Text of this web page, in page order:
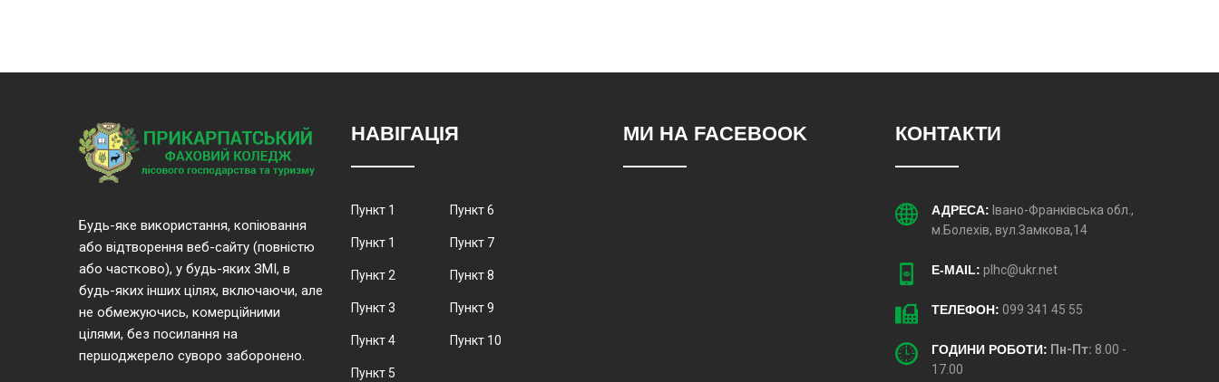
Будь-яке використання, копіювання
або відтворення веб-сайту (повністю
або частково), у будь-яких ЗМІ, в
будь-яких інших цілях, включаючи, але
не обмежуючись, комерційними
цілями, без посилання на
першоджерело суворо заборонено.
НАВІГАЦІЯ
Пункт 1
Пункт 1
Пункт 2
Пункт 3
Пункт 4
Пункт 5
Пункт 6
Пункт 7
Пункт 8
Пункт 9
Пункт 10
МИ НА FACEBOOK КОНТАКТИ
АДРЕСА: Івано-Франківська обл.,
м.Болехів, вул.Замкова,14
E-MAIL: plhc@ukr.net
ТЕЛЕФОН: 099 341 45 55
ГОДИНИ РОБОТИ: Пн-Пт: 8.00 -
17.00